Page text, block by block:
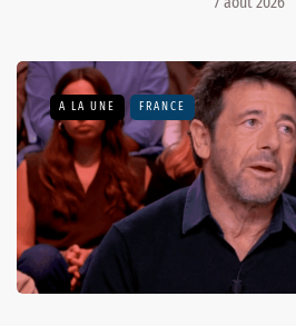
A LA UNE FRANCE